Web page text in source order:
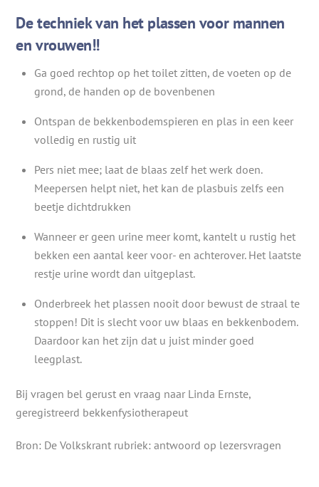
De techniek van het plassen voor mannen
en vrouwen!!
Ga goed rechtop op het toilet zitten, de voeten op de
grond, de handen op de bovenbenen
Ontspan de bekkenbodemspieren en plas in een keer
volledig en rustig uit
Pers niet mee; laat de blaas zelf het werk doen.
Meepersen helpt niet, het kan de plasbuis zelfs een
beetje dichtdrukken
Wanneer er geen urine meer komt, kantelt u rustig het
bekken een aantal keer voor- en achterover. Het laatste
restje urine wordt dan uitgeplast.
Onderbreek het plassen nooit door bewust de straal te
stoppen! Dit is slecht voor uw blaas en bekkenbodem.
Daardoor kan het zijn dat u juist minder goed
leegplast.
Bij vragen bel gerust en vraag naar Linda Ernste,
geregistreerd bekkenfysiotherapeut
Bron: De Volkskrant rubriek: antwoord op lezersvragen